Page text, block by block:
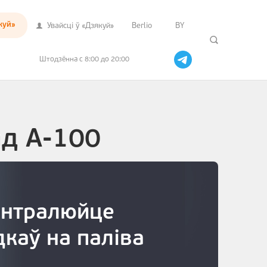
Увайсцi ў «Дзякуй» Berlio BY
Штодзённа с 8:00 до 20:00
А-100
на паліва